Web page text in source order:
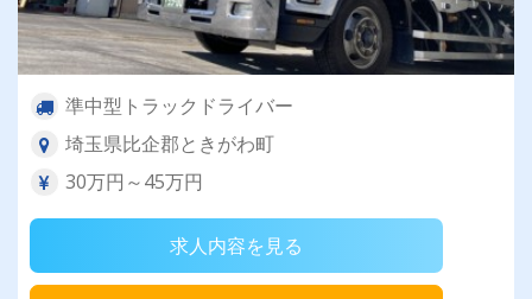
準中型トラックドライバー
埼玉県比企郡ときがわ町
30万円～45万円
求人内容を見る